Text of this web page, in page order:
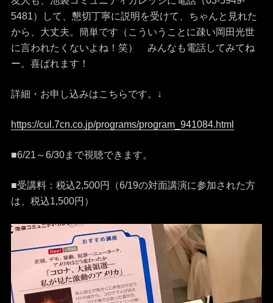
5481）して、懇切丁寧に説明を受けて、ちゃんと見れた
から、大丈夫。簡単です（こういうことに疎い岡田光世
に言われたくないよね！笑） みんなも電話してみてね
ー。喜ばれます！
詳細・お申し込みはこちらです。↓
https://cul.7cn.co.jp/programs/program_941084.html
■6/21～6/30まで視聴できます。
■受講料：税込2,500円（6/19の対面講演に参加された方
は、税込1,500円）